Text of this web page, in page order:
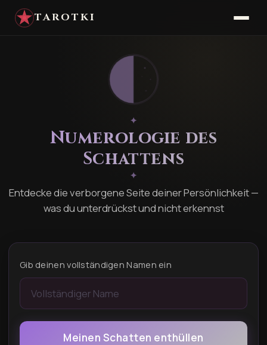
TAROTKI
✦
Numerologie des
Schattens
✦
Entdecke die verborgene Seite deiner Persönlichkeit —
was du unterdrückst und nicht erkennst
Gib deinen vollständigen Namen ein
Meinen Schatten enthüllen